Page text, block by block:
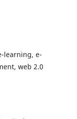
learning, e-
web 2.0